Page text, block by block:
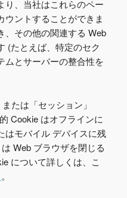
り、当社はこれらのペー
ウントすることができま
、その他の関連する Web
(たとえば、特定のセク
ムとサーバーの整合性を
たは「セッション」
Cookie はオフラインに
はモバイル デバイスに残
Web ブラウザを閉じる
について詳しくは、こ
。